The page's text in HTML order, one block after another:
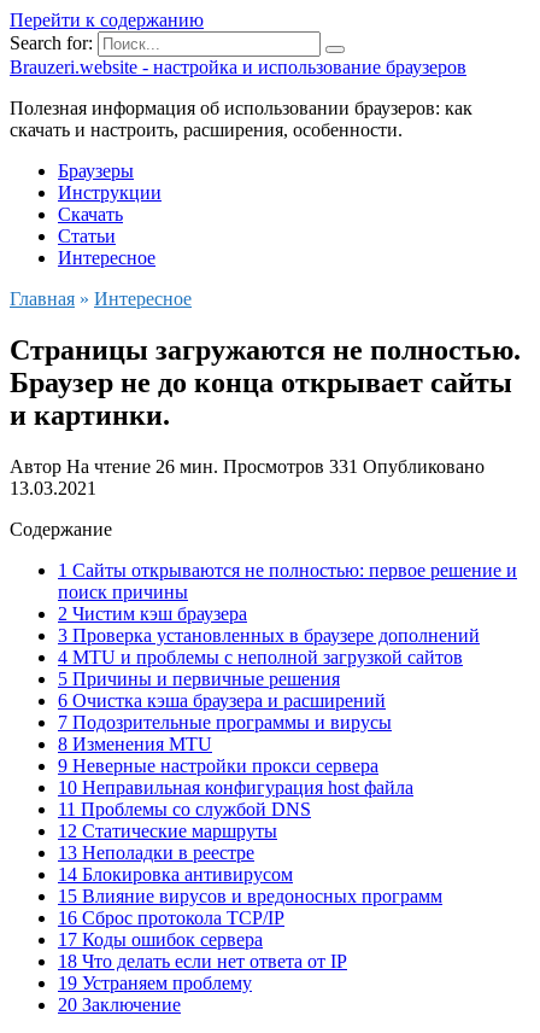
Перейти к содержанию
Search for:
Brauzeri.website - настройка и использование браузеров
Полезная информация об использовании браузеров: как
скачать и настроить, расширения, особенности.
Браузеры
Инструкции
Скачать
Статьи
Интересное
Главная » Интересное
Страницы загружаются не полностью.
Браузер не до конца открывает сайты
и картинки.
Автор На чтение 26 мин. Просмотров 331 Опубликовано
13.03.2021
Содержание
1 Сайты открываются не полностью: первое решение и
поиск причины
2 Чистим кэш браузера
3 Проверка установленных в браузере дополнений
4 MTU и проблемы с неполной загрузкой сайтов
5 Причины и первичные решения
6 Очистка кэша браузера и расширений
7 Подозрительные программы и вирусы
8 Изменения MTU
9 Неверные настройки прокси сервера
10 Неправильная конфигурация host файла
11 Проблемы со службой DNS
12 Статические маршруты
13 Неполадки в реестре
14 Блокировка антивирусом
15 Влияние вирусов и вредоносных программ
16 Сброс протокола TCP/IP
17 Коды ошибок сервера
18 Что делать если нет ответа от IP
19 Устраняем проблему
20 Заключение